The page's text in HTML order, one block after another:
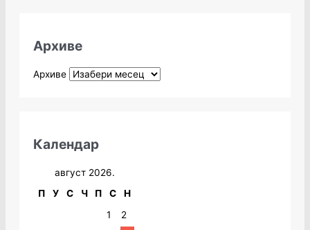
Архиве
Архиве
Календар
август 2026.
П
У С Ч П С
Н
1
2